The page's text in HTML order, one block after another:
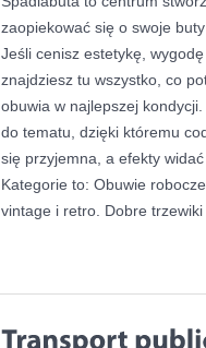
zaopiekować się o swoje
Jeśli cenisz estetykę,
znajdziesz tu wszystko, co
obuwia w najlepszej
do tematu, dzięki któremu
się przyjemna, a efekty
Kategorie to: Obuwie
vintage i retro. Dobre